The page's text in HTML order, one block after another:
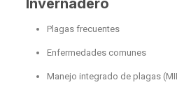
Invernadero
Plagas frecuentes
Enfermedades comunes
Manejo integrado de plagas